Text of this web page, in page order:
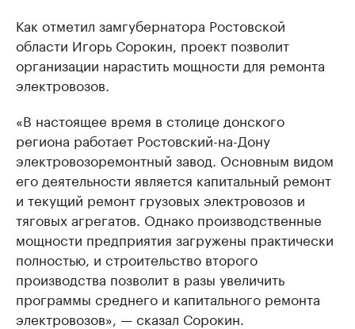
Как отметил замгубернатора Ростовской
области Игорь Сорокин, проект позволит
организации нарастить мощности для ремонта
электровозов.
«В настоящее время в столице донского
региона работает Ростовский-на-Дону
электровозоремонтный завод. Основным видом
его деятельности является капитальный ремонт
и текущий ремонт грузовых электровозов и
тяговых агрегатов. Однако производственные
мощности предприятия загружены практически
полностью, и строительство второго
производства позволит в разы увеличить
программы среднего и капитального ремонта
электровозов», — сказал Сорокин.